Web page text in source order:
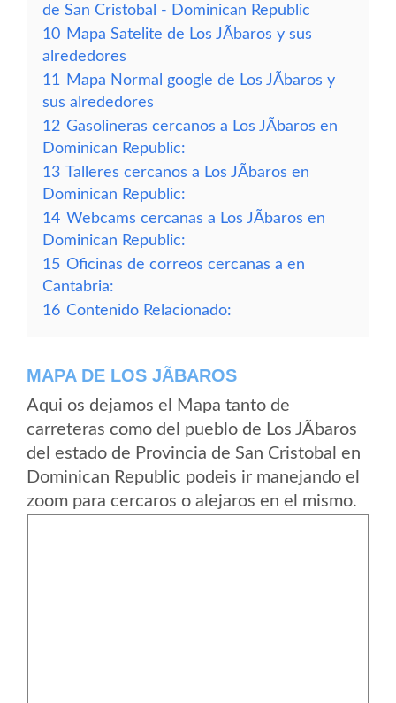
de San Cristobal - Dominican Republic
10 Mapa Satelite de Los JÃ­baros y sus
alrededores
11
Mapa Normal google de Los JÃ­baros y
sus alrededores
12 Gasolineras cercanos a Los JÃ­baros en
Dominican Republic:
13 Talleres cercanos a Los JÃ­baros en
Dominican Republic:
14 Webcams cercanas a Los JÃ­baros en
Dominican Republic:
15 Oficinas de correos cercanas a en
Cantabria:
16 Contenido Relacionado:
MAPA DE LOS JÃ­BAROS
Aqui os dejamos el Mapa tanto de
carreteras como del pueblo de Los JÃ­baros
del estado de Provincia de San Cristobal en
Dominican Republic podeis ir manejando el
zoom para cercaros o alejaros en el mismo.